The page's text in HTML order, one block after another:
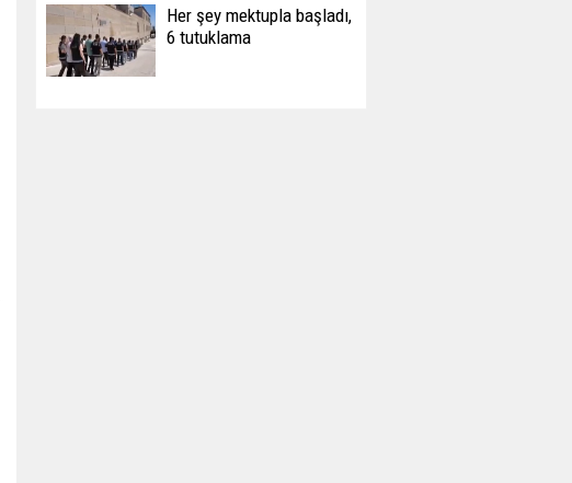
Her şey mektupla başladı,
6 tutuklama